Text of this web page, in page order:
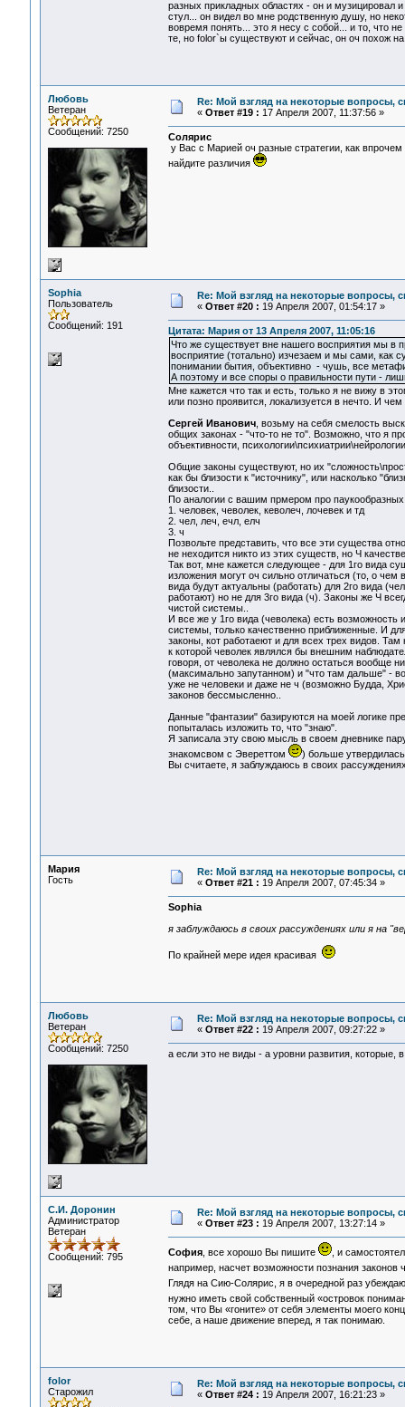
разных прикладных областях - он и музицировал
стул... он видел во мне родственную душу, но
вовремя понять... это я несу с собой... и то, что
те, но folor`ы существуют и сейчас, он оч похож на
Любовь
Ветеран
Сообщений: 7250
Re: Мой взгляд на некоторые вопросы,
« Ответ #19 : 17 Апреля 2007, 11:37:56 »
Солярис
у Вас с Марией оч разные стратегии, как впрочем
найдите различия
Sophia
Пользователь
Сообщений: 191
Re: Мой взгляд на некоторые вопросы,
« Ответ #20 : 19 Апреля 2007, 01:54:17 »
Цитата: Мария от 13 Апреля 2007, 11:05:16
Что же существует вне нашего восприятия мы в
восприятие (тотально) изчезаем и мы сами, как
понимании бытия, объективно - чушь, все
А поэтому и все споры о правильности пути -
Мне кажется что так и есть, только я не вижу в
или позно проявится, локализуется в нечто. И
Сергей Иванович, возьму на себя смелость
общих законах - "что-то не то". Возможно, что я
объективности,
Общие законы существуют, но их
как бы близости к "источнику", или насколько
близости..
По аналогии с вашим прмером про
1. человек, чеволек, кеволеч, лочевек и тд
2. чел, леч, ечл, елч
3. ч
Позвольте представить, что все эти существа
не неходится никто из этих существ, но Ч
Так вот, мне кажется следующее - для 1го вида
изложения могут оч сильно отличаться (то, о
вида будут актуальны (работать) для 2го вида
работают) но не для 3го вида (ч). Законы же Ч
чистой системы..
И все же у 1го вида (чеволека) есть
системы, только качественно приближенные. И
законы, кот работаеют и для всех трех видов.
к которой чеволек являлся бы внешним
говоря, от чеволека не должно остаться вообще
(максимально запутанном) и "что там дальше" -
уже не человеки и даже не ч (возможно Будда,
законов бессмысленно..
Данные "фантазии" базируются на моей логике
попыталась изложить то, что "знаю".
Я записала эту свою мысль в своем дневнике
знакомсвом с Эвереттом
) больше
Вы считаете, я заблуждаюсь в своих
Мария
Гость
Re: Мой взгляд на некоторые вопросы,
« Ответ #21 : 19 Апреля 2007, 07:45:34 »
Sophia
я заблуждаюсь в своих рассуждениях или я на
По крайней мере идея красивая
Любовь
Ветеран
Сообщений: 7250
Re: Мой взгляд на некоторые вопросы,
« Ответ #22 : 19 Апреля 2007, 09:27:22 »
а если это не виды - а уровни развития, которые,
С.И. Доронин
Администратор
Ветеран
Сообщений: 795
Re: Мой взгляд на некоторые вопросы,
« Ответ #23 : 19 Апреля 2007, 13:27:14 »
София, все хорошо Вы пишите
, и
например, насчет возможности познания
Глядя на Сию-Солярис, я в очередной раз
нужно иметь свой собственный «островок
том, что Вы «гоните» от себя элементы моего
себе, а наше движение вперед, я так понимаю.
folor
Старожил
Re: Мой взгляд на некоторые вопросы,
« Ответ #24 : 19 Апреля 2007, 16:21:23 »